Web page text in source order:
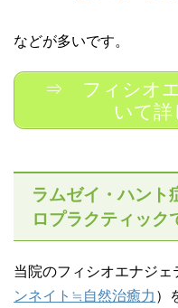
などが多いです。
⇒ フィシオエ
いて詳
ラムゼイ・ハント
ロプラクティック
当院のフィシオエナジ
ンネイト≒自然治癒力 ）